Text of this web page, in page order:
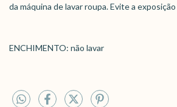
da máquina de lavar roupa. Evite a
ENCHIMENTO: não lavar